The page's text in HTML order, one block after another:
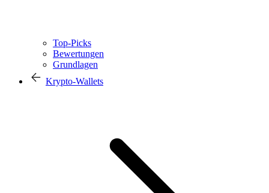
Top-Picks
Bewertungen
Grundlagen
Krypto-Wallets